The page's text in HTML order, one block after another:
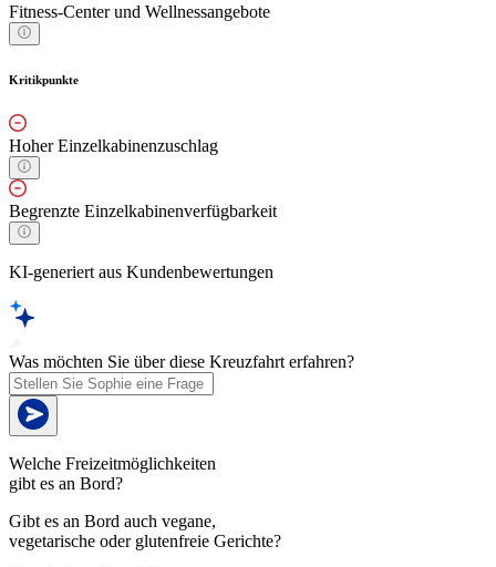
Fitness-Center und Wellnessangebote
Kritikpunkte
Hoher Einzelkabinenzuschlag
Begrenzte Einzelkabinenverfügbarkeit
KI-generiert aus Kundenbewertungen
Was möchten Sie über diese Kreuzfahrt erfahren?
Welche Freizeitmöglichkeiten
gibt es an Bord?
Gibt es an Bord auch vegane,
vegetarische oder glutenfreie Gerichte?